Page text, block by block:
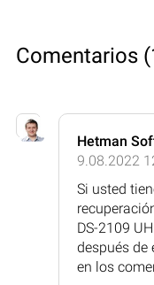
Comentarios
Hetman
9.08.2022
Si usted
DS-2109
después de
en los